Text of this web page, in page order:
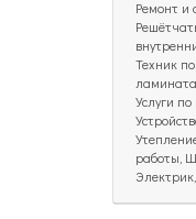
Ремонт и
Техник
Услуги по
работы,